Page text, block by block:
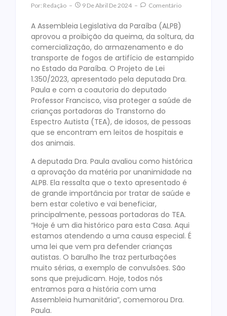
Por: Redação 9 De Abril De 2024 Comentário
A Assembleia Legislativa da Paraíba (ALPB)
aprovou a proibição da queima, da soltura, da
comercialização, do armazenamento e do
transporte de fogos de artifício de estampido
no Estado da Paraíba. O Projeto de Lei
1.350/2023, apresentado pela deputada Dra.
Paula e com a coautoria do deputado
Professor Francisco, visa proteger a saúde de
crianças portadoras do Transtorno do
Espectro Autista (TEA), de idosos, de pessoas
que se encontram em leitos de hospitais e
dos animais.
A deputada Dra. Paula avaliou como histórica
a aprovação da matéria por unanimidade na
ALPB. Ela ressalta que o texto apresentado é
de grande importância por tratar de saúde e
bem estar coletivo e vai beneficiar,
principalmente, pessoas portadoras do TEA.
“Hoje é um dia histórico para esta Casa. Aqui
estamos atendendo a uma causa especial. É
uma lei que vem pra defender crianças
autistas. O barulho lhe traz perturbações
muito sérias, a exemplo de convulsões. São
sons que prejudicam. Hoje, todos nós
entramos para a história com uma
Assembleia humanitária”, comemorou Dra.
Paula.